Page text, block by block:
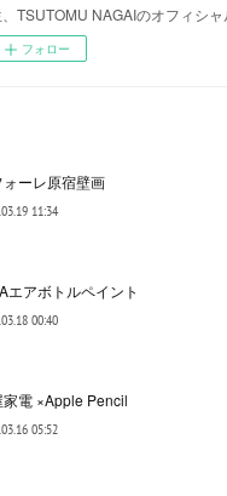
TSUTOMU NAGAIのオフィシャ
フォロー
ォーレ原宿壁画
11:34
エアボトルペイント
00:40
家電 ×Apple Pencil
05:52